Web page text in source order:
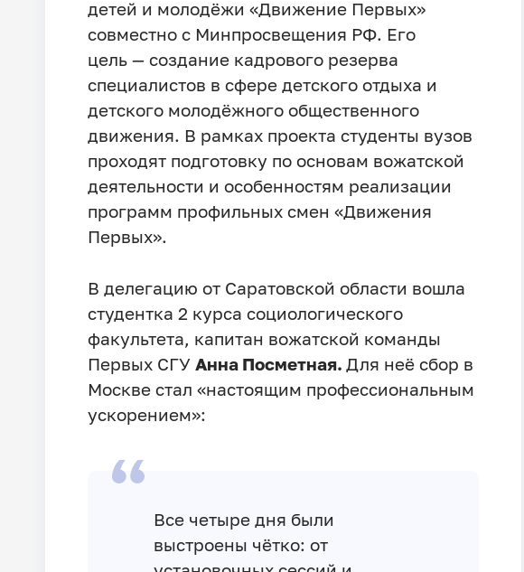
детей и молодёжи «Движение Первых»
совместно с Минпросвещения РФ. Его
цель — создание кадрового резерва
специалистов в сфере детского отдыха и
детского молодёжного общественного
движения. В рамках проекта студенты вузов
проходят подготовку по основам вожатской
деятельности и особенностям реализации
программ профильных смен «Движения
Первых».
В делегацию от Саратовской области вошла
студентка 2 курса социологического
факультета, капитан вожатской команды
Первых СГУ Анна Посметная. Для неё сбор в
Москве стал «настоящим профессиональным
ускорением»:
Все четыре дня были
выстроены чётко: от